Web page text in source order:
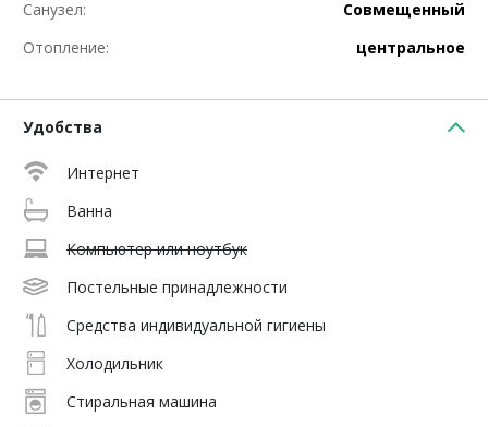
Санузел:
Совмещенный
Отопление:
центральное
Удобства
Интернет
Ванна
Компьютер или ноутбук
Постельные принадлежности
Средства индивидуальной гигиены
Холодильник
Стиральная машина